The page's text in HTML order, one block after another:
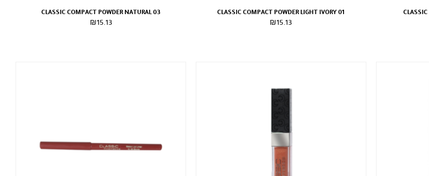
CLASSIC COMPACT POWDER LIGHT IVORY 01
₪15.13
CLASSIC COMPACT POWDER NATURAL 03
₪15.13